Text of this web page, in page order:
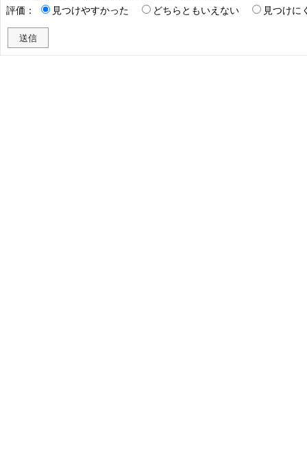
評価：
見つけやすかった どちらともいえない 見つけに